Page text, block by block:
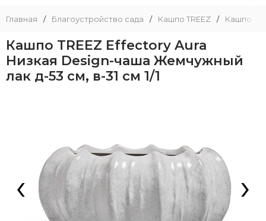
Главная / Благоустройство сада / Кашпо TREEZ / Кашпо
Кашпо TREEZ Effectory Aura
Низкая Design-чаша Жемчужный
лак д-53 см, в-31 см 1/1
‹ ›